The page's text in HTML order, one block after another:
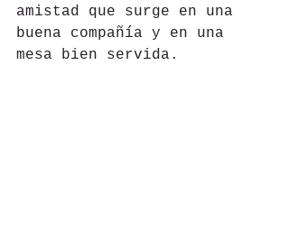
amistad que surge en una
buena compañía y en una
mesa bien servida.